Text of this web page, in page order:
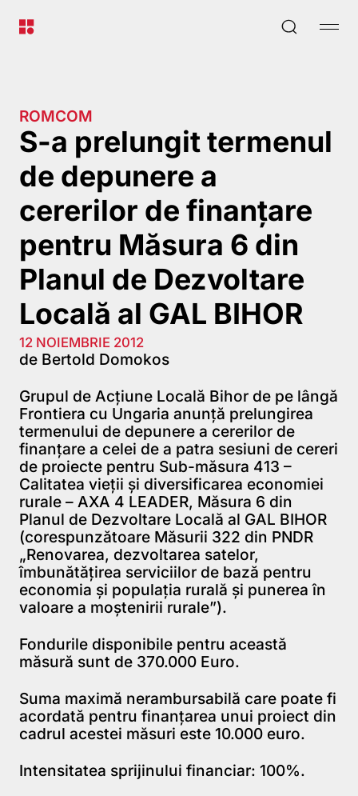
ROMCOM
S-a prelungit termenul
de depunere a
cererilor de finanțare
pentru Măsura 6 din
Planul de Dezvoltare
Locală al GAL BIHOR
12 NOIEMBRIE 2012
de Bertold Domokos
Grupul de Acţiune Locală Bihor de pe lângă
Frontiera cu Ungaria anunţă prelungirea
termenului de depunere a cererilor de
finanțare a celei de a patra sesiuni de cereri
de proiecte pentru Sub-măsura 413 –
Calitatea vieţii şi diversificarea economiei
rurale – AXA 4 LEADER, Măsura 6 din
Planul de Dezvoltare Locală al GAL BIHOR
(corespunzătoare Măsurii 322 din PNDR
„Renovarea, dezvoltarea satelor,
îmbunătăţirea serviciilor de bază pentru
economia şi populaţia rurală şi punerea în
valoare a moştenirii rurale”).
Fondurile disponibile pentru această
măsură sunt de 370.000 Euro.
Suma maximă nerambursabilă care poate fi
acordată pentru finanţarea unui proiect din
cadrul acestei măsuri este 10.000 euro.
Intensitatea sprijinului financiar: 100%.